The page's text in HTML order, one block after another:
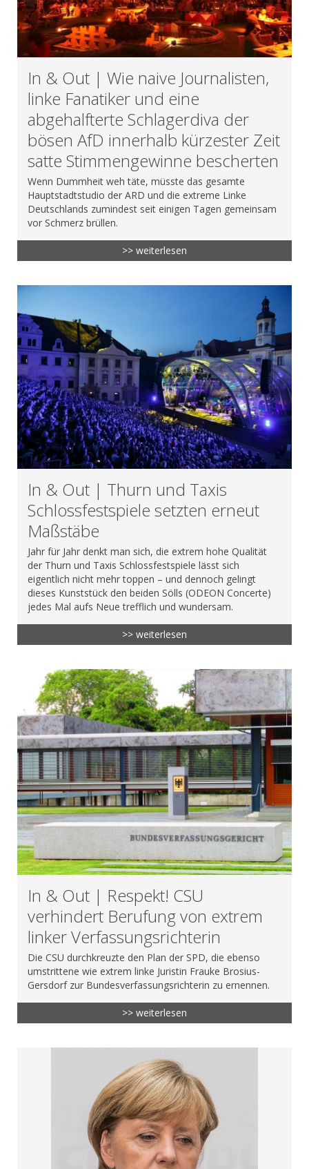
In & Out | Wie naive Journalisten,
linke Fanatiker und eine
abgehalfterte Schlagerdiva der
bösen AfD innerhalb kürzester Zeit
satte Stimmengewinne bescherten
Wenn Dummheit weh täte, müsste das gesamte
Hauptstadtstudio der ARD und die extreme Linke
Deutschlands zumindest seit einigen Tagen gemeinsam
vor Schmerz brüllen.
>> weiterlesen
In & Out | Thurn und Taxis
Schlossfestspiele setzten erneut
Maßstäbe
Jahr für Jahr denkt man sich, die extrem hohe Qualität
der Thurn und Taxis Schlossfestspiele lässt sich
eigentlich nicht mehr toppen – und dennoch gelingt
dieses Kunststück den beiden Sölls (ODEON Concerte)
jedes Mal aufs Neue trefflich und wundersam.
>> weiterlesen
In & Out | Respekt! CSU
verhindert Berufung von extrem
linker Verfassungsrichterin
Die CSU durchkreuzte den Plan der SPD, die ebenso
umstrittene wie extrem linke Juristin Frauke Brosius-
Gersdorf zur Bundesverfassungsrichterin zu ernennen.
>> weiterlesen